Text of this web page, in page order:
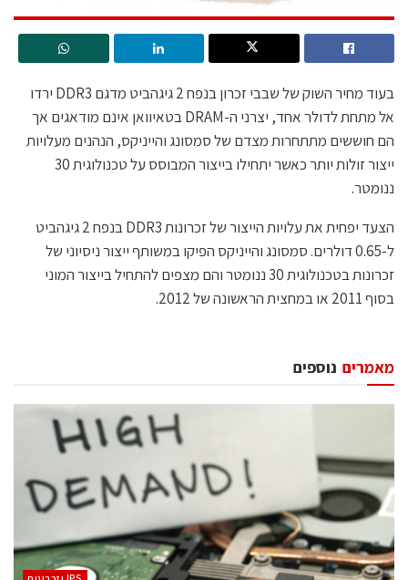
בעוד מחיר השוק של שבבי זכרון בנפח 2 גיגהביט מדגם DDR3 ירדו
אל מתחת לדולר אחד, יצרני ה-DRAM בטאיוואן אינם מודאגים אך
הם חוששים מתתחרות מצדם של סמסונג והייניקס, הנהנים מעלויות
ייצור זולות יותר כאשר יתחילו בייצור המבוסס על טכנולוגית 30
ננומטר.
הצעד יפחית את עלויות הייצור של זכרונות DDR3 בנפח 2 גיגהביט
ל-0.65 דולרים. סמסונג והייניקס הפיקו במשותף ייצור ניסיוני של
זכרונות בטכנולוגית 30 ננומטר והם מצפים להתחיל בייצור המוני
בסוף 2011 או במחצית הראשונה של 2012.
נוספים מאמרים